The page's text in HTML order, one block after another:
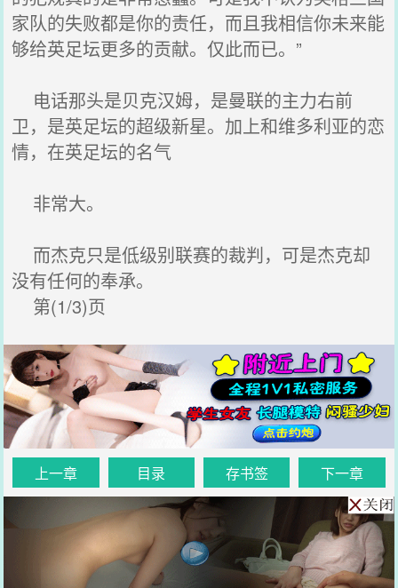
家队的失败都是你的责任，而且我相信你未来能
够给英足坛更多的贡献。仅此而已。”
电话那头是贝克汉姆，是曼联的主力右前
卫，是英足坛的超级新星。加上和维多利亚的恋
情，在英足坛的名气
非常大。
而杰克只是低级别联赛的裁判，可是杰克却
没有任何的奉承。
第(1/3)页
上一章 目录 存书签 下一章